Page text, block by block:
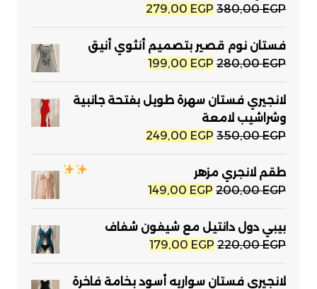
380,00EGP
السعر
الأصلي
هو:
380,00 EGP.
279,00 EGP
السعر
الحالي
هو:
فستان نوم قصير بتصميم أنثوي أنيق
280,00EGP
السعر
الأصلي
هو:
280,00 EGP.
199,00 EGP
السعر
الحالي
هو:
لانجيري فستان سهرة طويل بفتحة جانبية
وشراشيب لامعة
350,00EGP
السعر
الأصلي
هو:
350,00 EGP.
249,00 EGP
السعر
الحالي
طقم لانجري مزهر
200,00EGP
السعر
الأصلي
هو:
200,00 EGP.
149,00 EGP
السعر
الحالي
هو:
بيبي دول دانتيل مع شيفون شفاف
220,00EGP
السعر
الأصلي
هو:
179,00 EGP
السعر
الحالي
هو:
لانجيري فستان سواريه أسود بخامة فاخرة